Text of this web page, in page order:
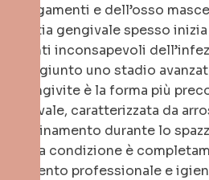
dei legamenti e dell’osso
malattia gengivale spesso
pazienti inconsapevoli
ha raggiunto uno stadio
La gengivite è la forma più
gengivale, caratterizzata da
sanguinamento durante lo
fase, la condizione è
intervento professionale e